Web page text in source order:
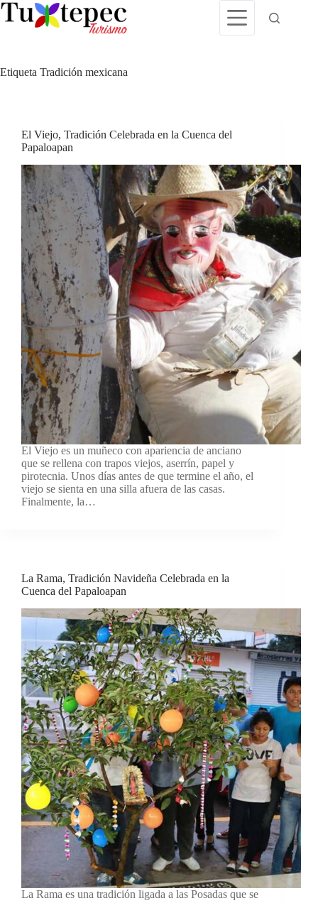
Saltar
al
contenido
Etiqueta Tradición mexicana
El Viejo, Tradición Celebrada en la Cuenca del
Papaloapan
El Viejo es un muñeco con apariencia de anciano
que se rellena con trapos viejos, aserrín, papel y
pirotecnia. Unos días antes de que termine el año, el
viejo se sienta en una silla afuera de las casas.
Finalmente, la…
La Rama, Tradición Navideña Celebrada en la
Cuenca del Papaloapan
La Rama es una tradición ligada a las Posadas que se